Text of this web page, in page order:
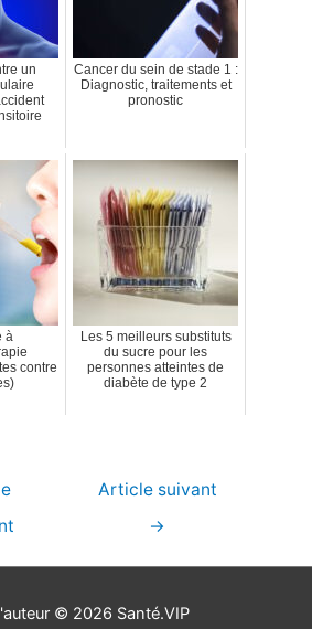
un
Cancer du sein de stade 1 :
Diagnostic, traitements et
pronostic
à
contre
Les 5 meilleurs substituts
du sucre pour les
personnes atteintes de
diabète de type 2
Article suivant
→
© 2026 Santé.VIP